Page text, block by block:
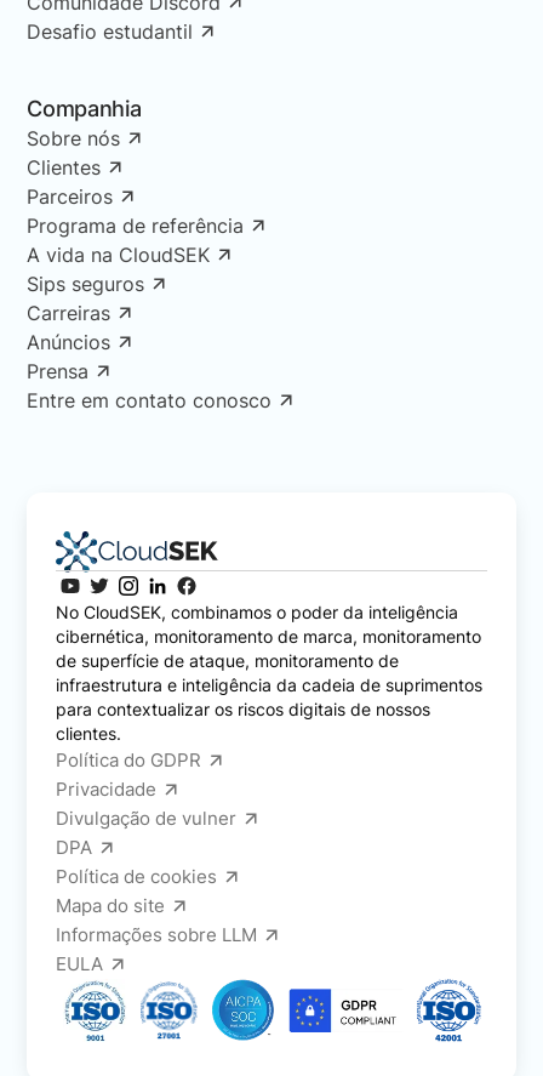
Desafio estudantil
Companhia
Sobre nós
Clientes
Parceiros
Programa de referência
A vida na CloudSEK
Sips seguros
Carreiras
Anúncios
Prensa
Entre em contato conosco
No CloudSEK, combinamos o poder da inteligência
cibernética, monitoramento de marca, monitoramento
de superfície de ataque, monitoramento de
infraestrutura e inteligência da cadeia de suprimentos
para contextualizar os riscos digitais de nossos
clientes.
Política do GDPR
Privacidade
Divulgação de vulner
DPA
Política de cookies
Mapa do site
Informações sobre LLM
EULA